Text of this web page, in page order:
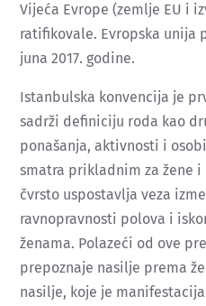
Vijeća Evrope (zemlje EU i
ratifikovale. Evropska unija
juna 2017. godine.
Istanbulska konvencija je
sadrži definiciju roda kao
ponašanja, aktivnosti i
smatra prikladnim za žene i
čvrsto uspostavlja veza
ravnopravnosti polova i
ženama. Polazeći od ove
prepoznaje nasilje prema
nasilje, koje je